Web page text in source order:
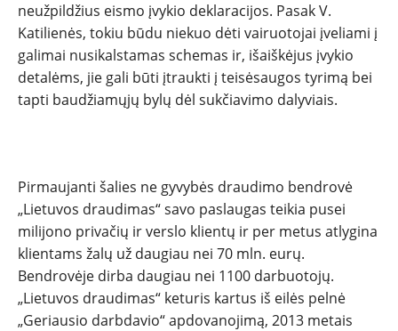
neužpildžius eismo įvykio deklaracijos. Pasak V.
Katilienės, tokiu būdu niekuo dėti vairuotojai įveliami į
galimai nusikalstamas schemas ir, išaiškėjus įvykio
detalėms, jie gali būti įtraukti į teisėsaugos tyrimą bei
tapti baudžiamųjų bylų dėl sukčiavimo dalyviais.
Pirmaujanti šalies ne gyvybės draudimo bendrovė
„Lietuvos draudimas“ savo paslaugas teikia pusei
milijono privačių ir verslo klientų ir per metus atlygina
klientams žalų už daugiau nei 70 mln. eurų.
Bendrovėje dirba daugiau nei 1100 darbuotojų.
„Lietuvos draudimas“ keturis kartus iš eilės pelnė
„Geriausio darbdavio“ apdovanojimą, 2013 metais